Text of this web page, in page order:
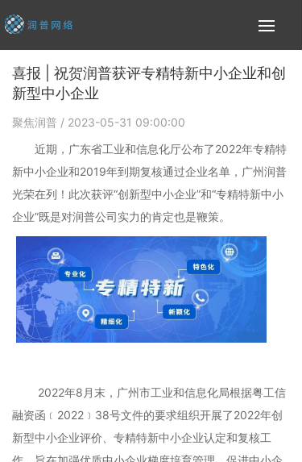
喜报 | 祝贺润普获评专精特新中小企业和创
新型中小企业
聚焦润普 / 2023-05-31 09:00:00
近期，广东省工业和信息化厅公布了2022年专精特
新中小企业和2019年到期复核通过企业名单，广州润普
光荣在列！此次获评“创新型中小企业”和“专精特新中小
企业”既是对润普公司实力的肯定也是鞭策。
2022年8月末，广州市工业和信息化局根据粤工信
融资函﹝2022﹞38号文件的要求组织开展了2022年创
新型中小企业评价、专精特新中小企业认定和复核工